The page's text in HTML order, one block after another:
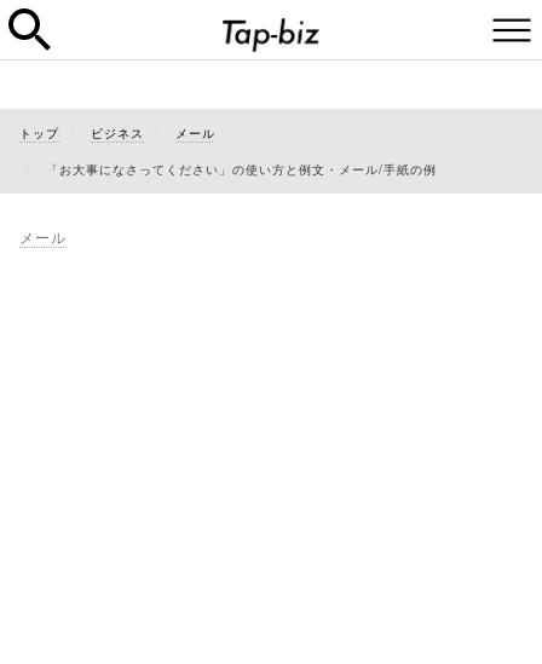
トップ ビジネス メール
「お大事になさってください」の使い方と例文・メール/手紙の例
メール